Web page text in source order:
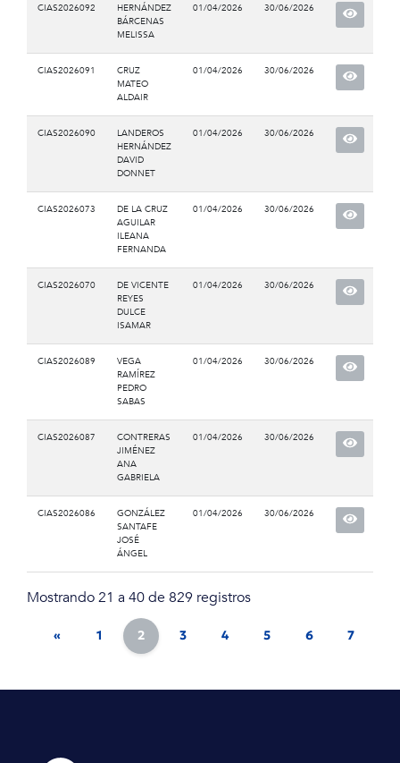
CIAS2026092
HERNÁNDEZ
BÁRCENAS
MELISSA
01/04/2026 30/06/2026
CIAS2026091
CRUZ
MATEO
ALDAIR
01/04/2026 30/06/2026
CIAS2026090
LANDEROS
HERNÁNDEZ
DAVID
DONNET
01/04/2026 30/06/2026
CIAS2026073
DE LA CRUZ
AGUILAR
ILEANA
FERNANDA
01/04/2026 30/06/2026
CIAS2026070
DE VICENTE
REYES
DULCE
ISAMAR
01/04/2026 30/06/2026
CIAS2026089
VEGA
RAMÍREZ
PEDRO
SABAS
01/04/2026 30/06/2026
CIAS2026087
CONTRERAS
JIMÉNEZ
ANA
GABRIELA
01/04/2026 30/06/2026
CIAS2026086
GONZÁLEZ
SANTAFE
JOSÉ
ÁNGEL
01/04/2026 30/06/2026
Mostrando 21 a 40 de 829 registros
« 1 2 3 4 5 6 7